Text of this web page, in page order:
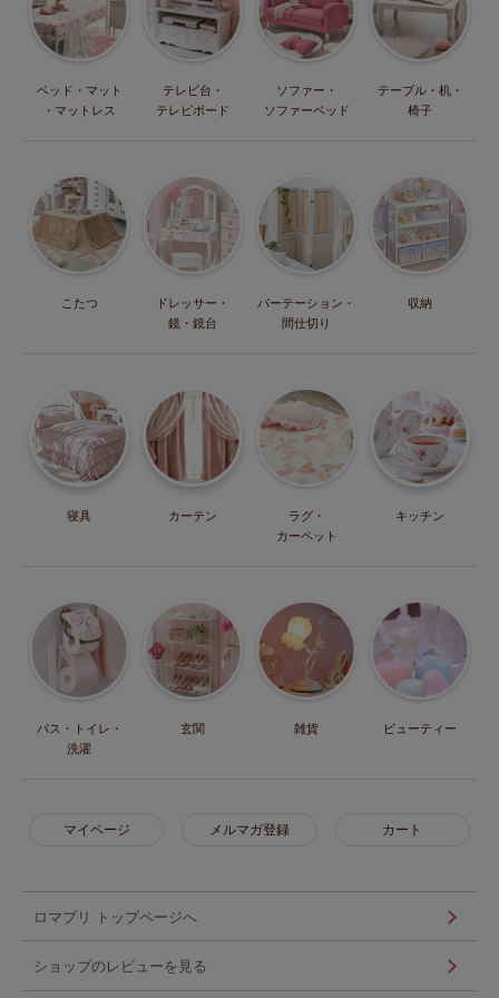
ベッド・マット
・マットレス
テレビ台・
テレビボード
ソファー・
ソファーベッド
テーブル・机・
椅子
こたつ
ドレッサー・
鏡・鏡台
パーテーション・
間仕切り
収納
寝具 カーテン
ラグ・
カーペット
キッチン
バス・トイレ・
洗濯
玄関 雑貨 ビューティー
マイページ メルマガ登録 カート
ロマプリ トップページへ
ショップのレビューを見る